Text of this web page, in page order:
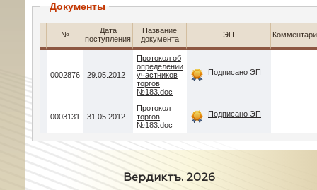
Документы
№
Дата
поступления
Название
документа
ЭП
0002876 29.05.2012
Протокол об
определении
участников
торгов
№183.doc
Подписано ЭП
0003131 31.05.2012
Протокол
торгов
№183.doc
Подписано ЭП
Вердиктъ. 2026